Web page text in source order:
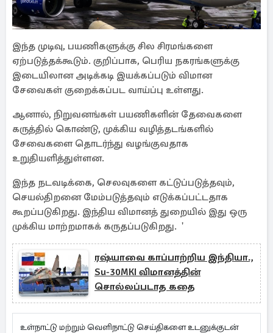
இந்த முடிவு, பயணிகளுக்கு சில சிரமங்களை
ஏற்படுத்தக்கூடும். குறிப்பாக, பெரிய நகரங்களுக்கு
இடையிலான அடிக்கடி இயக்கப்படும் விமான
சேவைகள் குறைக்கப்பட வாய்ப்பு உள்ளது.
ஆனால், நிறுவனங்கள் பயணிகளின் தேவைகளை
கருத்தில் கொண்டு, முக்கிய வழித்தடங்களில்
சேவைகளை தொடர்ந்து வழங்குவதாக
உறுதியளித்துள்ளன.
இந்த நடவடிக்கை, செலவுகளை கட்டுப்படுத்தவும்,
செயல்திறனை மேம்படுத்தவும் எடுக்கப்பட்டதாக
கூறப்படுகிறது. இந்திய விமானத் துறையில் இது ஒரு
முக்கிய மாற்றமாகக் கருதப்படுகிறது. '
ரஷ்யாவை காப்பாற்றிய இந்தியா.,
Su-30MKI விமானத்தின்
சொல்லப்படாத கதை
உள்நாட்டு மற்றும் வெளிநாட்டு செய்திகளை உடனுக்குடன்